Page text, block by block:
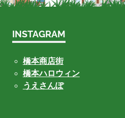
INSTAGRAM
橋本商店街
橋本ハロウィン
うえさんぽ